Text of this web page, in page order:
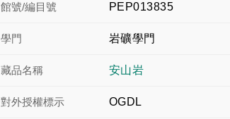
館號/編目號 PEP013835
學門 岩礦學門
藏品名稱 安山岩
對外授權標示 OGDL